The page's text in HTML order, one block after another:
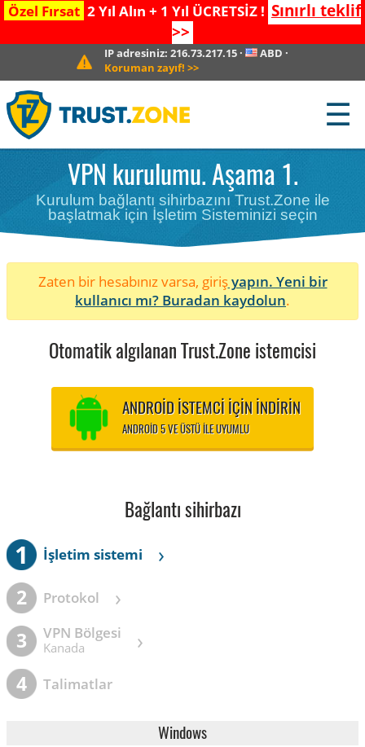
Özel Fırsat 2 Yıl Alın + 1 Yıl ÜCRETSİZ ! Sınırlı teklif
>>
IP adresiniz: 216.73.217.15· ABD ·
Koruman zayıf! >>
☰
VPN kurulumu. Aşama 1.
Kurulum bağlantı sihirbazını Trust.Zone ile
başlatmak için İşletim Sisteminizi seçin
Zaten bir hesabınız varsa, girişyapın. Yeni bir
kullanıcı mı? Buradan kaydolun.
Otomatik algılanan Trust.Zone istemcisi
ANDROID ISTEMCI IÇIN INDIRIN
ANDROID 5 VE ÜSTÜ ILE UYUMLU
Bağlantı sihirbazı
1 İşletim sistemi ›
2 Protokol ›
3 VPN Bölgesi
Kanada ›
4 Talimatlar
Windows